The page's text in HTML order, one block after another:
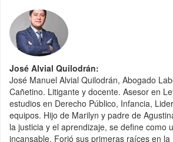
José Alvial Quilodrán:
José Manuel Alvial Quilodrán, Abogado
Cañetino. Litigante y docente. Asesor en
estudios en Derecho Público, Infancia,
equipos. Hijo de Marilyn y padre de
la justicia y el aprendizaje, se define como
incansable. Forjó sus primeras raíces en la